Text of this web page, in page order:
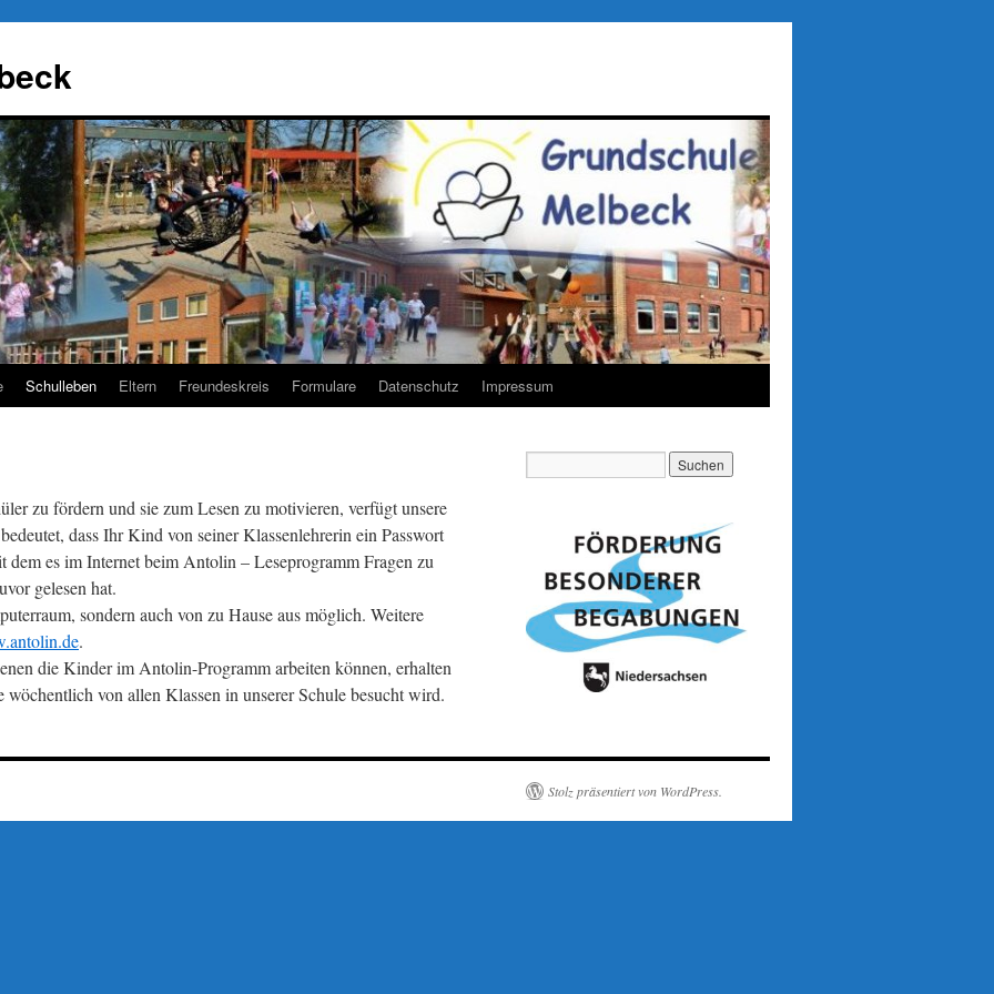
Schulleben Eltern Freundeskreis Formulare Datenschutz Impressum
zu fördern und sie zum Lesen zu motivieren, verfügt unsere
dass Ihr Kind von seiner Klassenlehrerin ein Passwort
dem es im Internet beim Antolin – Leseprogramm Fragen zu
gelesen hat.
sondern auch von zu Hause aus möglich. Weitere
.
die Kinder im Antolin-Programm arbeiten können, erhalten
wöchentlich von allen Klassen in unserer Schule besucht wird.
Stolz präsentiert von WordPress.